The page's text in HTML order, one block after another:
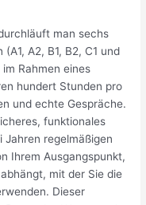
man sechs
A2, B1, B2, C1 und
Rahmen eines
hundert Stunden pro
und echte Gespräche.
funktionales
Jahren regelmäßigen
Ihrem Ausgangspunkt,
mit der Sie die
Dieser